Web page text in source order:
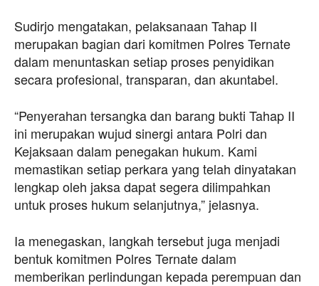
Sudirjo mengatakan, pelaksanaan Tahap II
merupakan bagian dari komitmen Polres Ternate
dalam menuntaskan setiap proses penyidikan
secara profesional, transparan, dan akuntabel.
“Penyerahan tersangka dan barang bukti Tahap II
ini merupakan wujud sinergi antara Polri dan
Kejaksaan dalam penegakan hukum. Kami
memastikan setiap perkara yang telah dinyatakan
lengkap oleh jaksa dapat segera dilimpahkan
untuk proses hukum selanjutnya,” jelasnya.
Ia menegaskan, langkah tersebut juga menjadi
bentuk komitmen Polres Ternate dalam
memberikan perlindungan kepada perempuan dan